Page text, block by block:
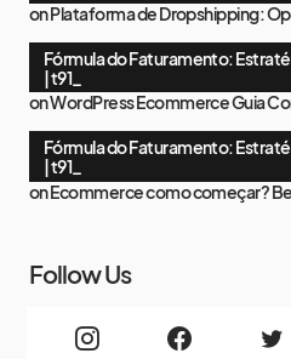
onPlataforma de Dropshipping:
Fórmula do Faturamento:
| t91_
onWordPress Ecommerce Guia
Fórmula do Faturamento:
| t91_
onEcommerce como começar?
Follow Us